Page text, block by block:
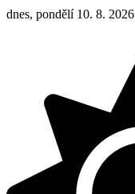
dnes, pondělí 10. 8. 2026